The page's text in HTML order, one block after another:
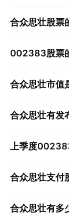
合众思壮股票
002383股票
合众思壮市值
合众思壮有发
上季度
合众思壮支付
合众思壮有多